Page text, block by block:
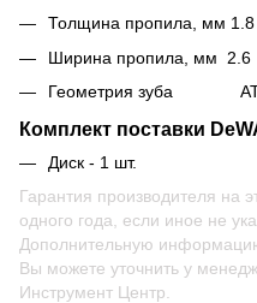
Толщина пропила, мм 1.8
Ширина пропила, мм 2.6
Геометрия зуба
Комплект поставки
Диск - 1 шт.
Гарантия производителя на
одного года, если иное не
Дополнительную
Вы можете уточнить у
Инструмент Центр.